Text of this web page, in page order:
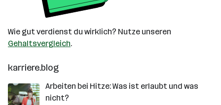
Wie gut verdienst du wirklich? Nutze unseren
Gehaltsvergleich.
karriere.blog
Arbeiten bei Hitze: Was ist erlaubt und was
nicht?